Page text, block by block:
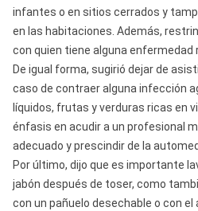
infantes o en sitios cerrados y
en las habitaciones. Además,
con quien tiene alguna enfermedad
De igual forma, sugirió dejar de
caso de contraer alguna infección
líquidos, frutas y verduras ricas en
énfasis en acudir a un profesional
adecuado y prescindir de la
Por último, dijo que es importante
jabón después de toser, como
con un pañuelo desechable o con el